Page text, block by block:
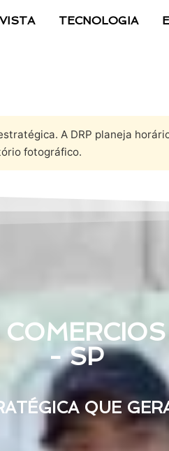
TECNOLOGIA
A DRP planeja
fotográfico.
- SP
QUE